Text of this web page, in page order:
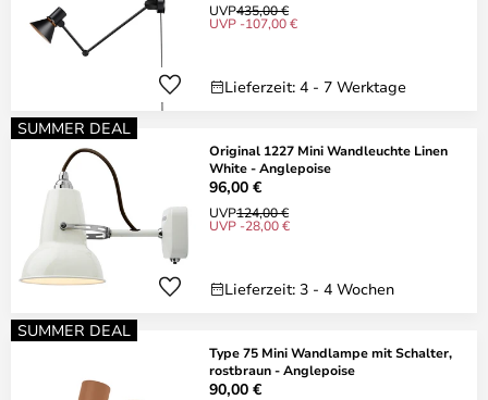
UVP435,00 €
UVP -107,00 €
Lieferzeit: 4 - 7 Werktage
SUMMER DEAL
Original 1227 Mini Wandleuchte Linen
White - Anglepoise
96,00 €
UVP124,00 €
UVP -28,00 €
Lieferzeit: 3 - 4 Wochen
SUMMER DEAL
Type 75 Mini Wandlampe mit Schalter,
rostbraun - Anglepoise
90,00 €